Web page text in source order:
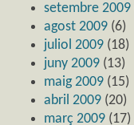
setembre 2009
agost 2009 (6)
juliol 2009 (18)
juny 2009 (13)
maig 2009 (15)
abril 2009 (20)
març 2009 (17)